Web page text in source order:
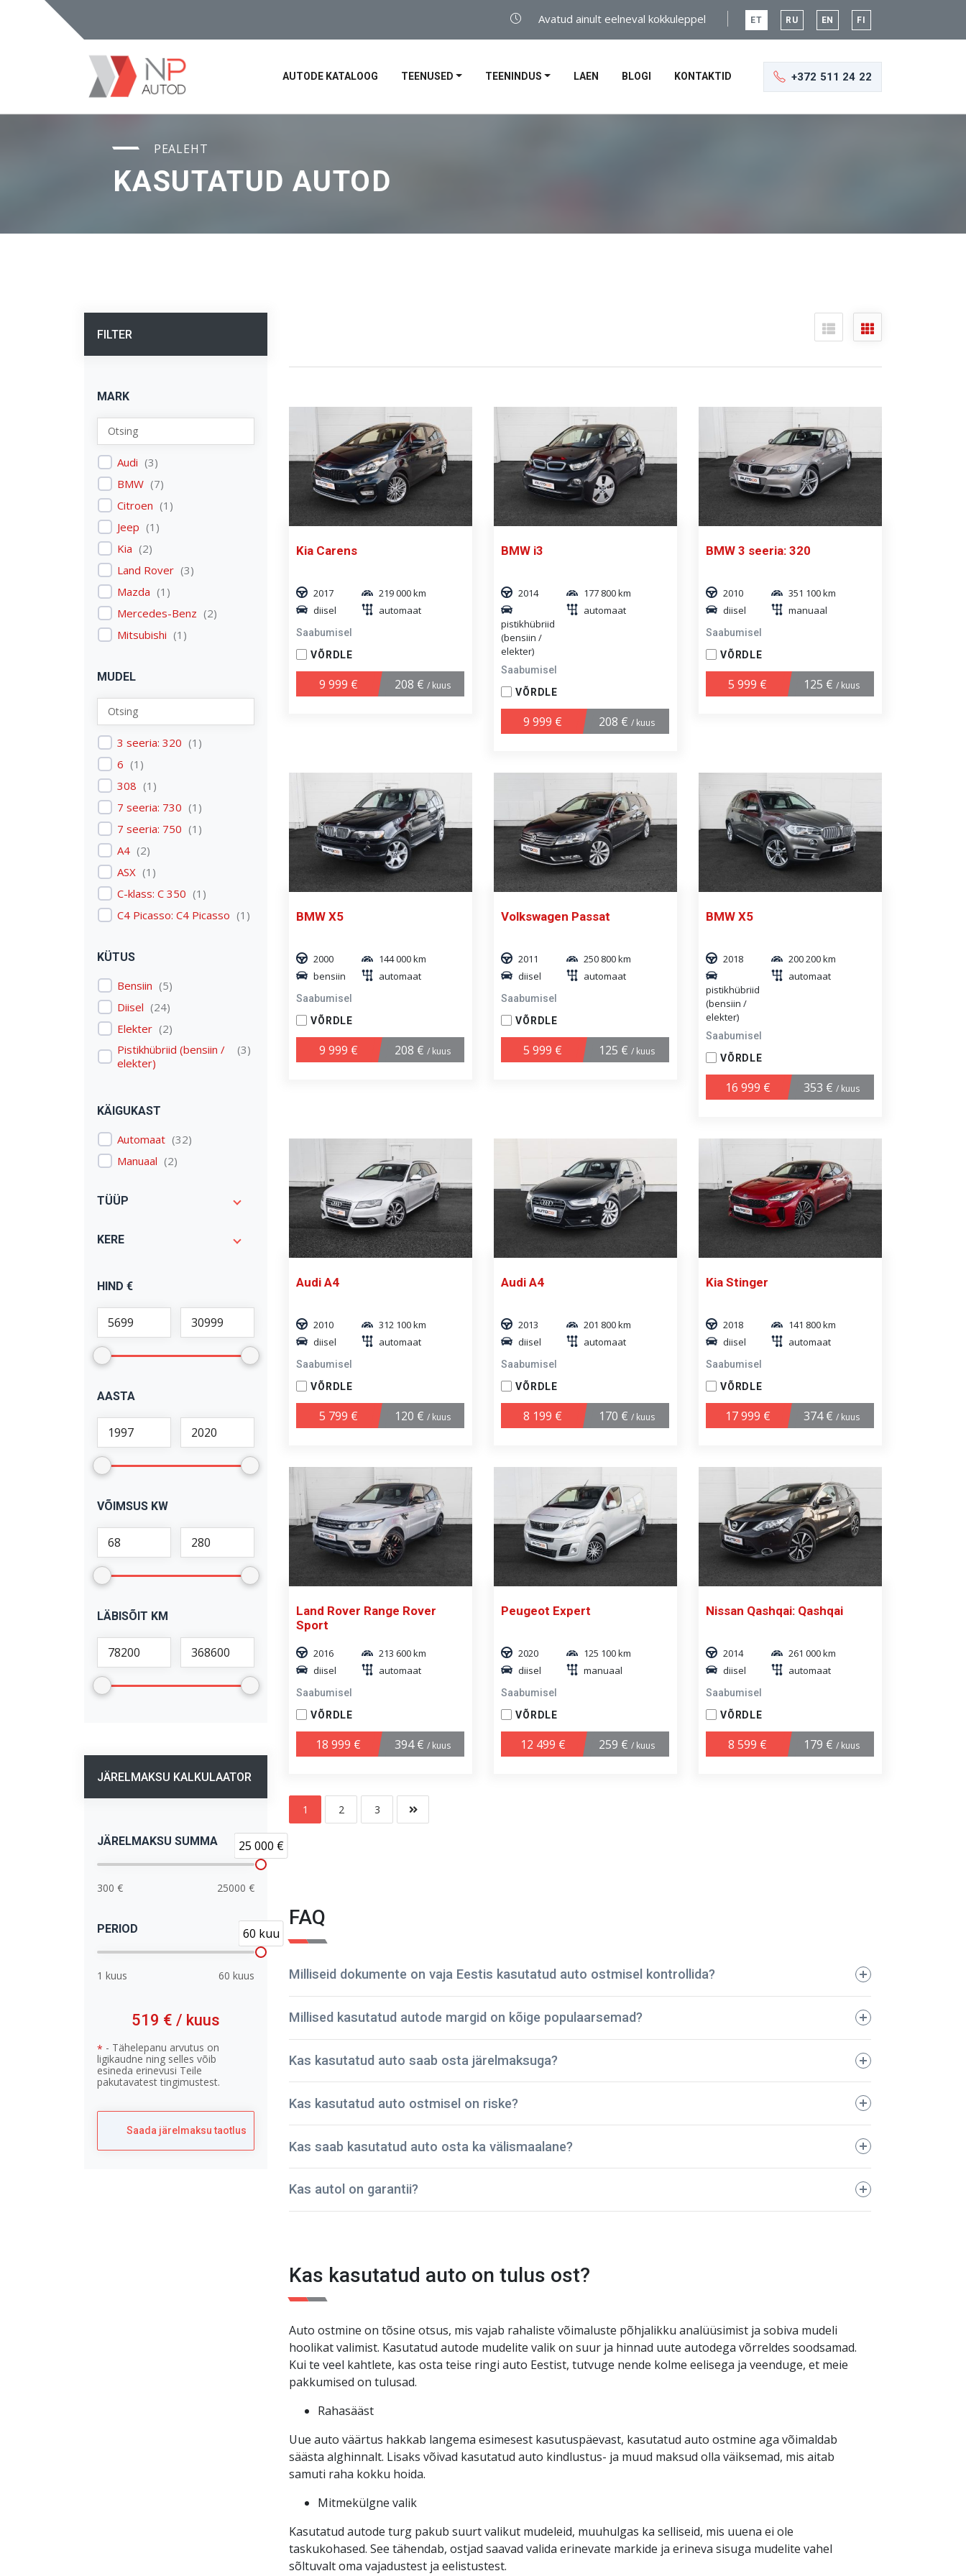
Avatud ainult eelneval kokkuleppel ET RU EN FI
AUTODE KATALOOG TEENUSED TEENINDUS LAEN BLOGI KONTAKTID +372 511 24 22
PEALEHT
KASUTATUD AUTOD
FILTER
MARK
Audi (3)
BMW (7)
Citroen (1 )
Jeep (1 )
Kia (2)
Land Rover (3)
Mazda (1 )
Mercedes-Benz (2)
Mitsubishi (1 )
Peugeot
Renault (1)
Skoda
Tesla (1 )
Volkswagen
Volvo
(3
MUDEL
3 seeria: 320 (1 )
6 (1 )
308 (1 )
7 seeria: 730 (1 )
7 seeria: 750 (1 )
A4 (2)
ASX (1 )
C-klass: C 350 (1 )
C4 Picasso: C4 Picasso (1 )
Discovery: Discovery 4
E-tron
1)
Expert
( 1)
I3
1
Model 3
(1 )
Octavia
Qashqai: Qashqai
S-klass: S 500
Stinger
V90
X5
KÜTUS
Bensiin (5)
Diisel (24)
Elekter (2)
Pistikhübriid (bensiin /
elekter)
(3)
KÄIGUKAST
Automaat (32)
Manuaal (2)
TÜÜP
KERE
HIND €
AASTA
VÕIMSUS KW
LÄBISÕIT KM
JÄRELMAKSU KALKULAATOR
JÄRELMAKSU SUMMA 25 000 €
300 € 25000 €
PERIOD 60 kuu
1 kuus 60 kuus
519 € / kuus
* - Tähelepanu arvutus on
ligikaudne ning selles võib
esineda erinevusi Teile
pakutavatest tingimustest.
Saada järelmaksu taotlus
Kia Carens
2017
219 000 km
diisel
automaat
Saabumisel
VÕRDLE
9 999 € 208 € / kuus
BMW i3
2014 177 800 km
pistikhübriid
(bensiin /
elekter)
automaat
Saabumisel
VÕRDLE
9 999 € 208 €/ kuus
BMW 3 seeria: 320
2010
351 100 km
diisel
manuaal
Saabumisel
VÕRDLE
5 999 € 125 €/ kuus
BMW X5
2000
144 000 km
bensiin
automaat
Saabumisel
VÕRDLE
9 999 € 208 € / kuus
Volkswagen Passat
2011
250 800 km
diisel
automaat
Saabumisel
VÕRDLE
5 999 € 125 €/ kuus
BMW X5
2018 200 200 km
pistikhübriid
(bensiin /
elekter)
automaat
Saabumisel
VÕRDLE
16 999 € 353 €/ kuus
Audi A4
2010
312 100 km
diisel
automaat
Saabumisel
VÕRDLE
5 799 € 120 € / kuus
Audi A4
2013
201 800 km
diisel
automaat
Saabumisel
VÕRDLE
8 199 € 170 €/ kuus
Kia Stinger
2018
141 800 km
diisel
automaat
Saabumisel
VÕRDLE
17 999 € 374 €/ kuus
Land Rover Range Rover
Sport
2016
213 600 km
diisel
automaat
Saabumisel
VÕRDLE
18 999 € 394 € / kuus
Peugeot Expert
2020
125 100 km
diisel
manuaal
Saabumisel
VÕRDLE
12 499 € 259 €/ kuus
Nissan Qashqai: Qashqai
2014
261 000 km
diisel
automaat
Saabumisel
VÕRDLE
8 599 € 179 €/ kuus
1 2 3
FAQ
Milliseid dokumente on vaja Eestis kasutatud auto ostmisel kontrollida?
tehniline pass;
avariide ja vigastuste ajalugu;
kindlustuspoliis;
sõidukimaksu korrektset tasumist kinnitavad dokumendid.
Millised kasutatud autode margid on kõige populaarsemad?
BMW
Audi
Mazda
Volkswagen
Kas kasutatud auto saab osta järelmaksuga?
Kas kasutatud auto ostmisel on riske?
Meie ettevõte on pidanud vastu – oleme müünud kontrollitud kasutatud autod juba üle 5 aasta! Kõik
sõidukid on põhjalikult kontrollitud ja tehniliselt heas korras. Seega võite olla kindel, et teie auto on
turvaline ja kestab kaua.
Kas saab kasutatud auto osta ka välismaalane?
Kas autol on garantii?
Kas kasutatud auto on tulus ost?
Auto ostmine on tõsine otsus, mis vajab rahaliste võimaluste põhjalikku analüüsimist ja sobiva mudeli
hoolikat valimist. Kasutatud autode mudelite valik on suur ja hinnad uute autodega võrreldes soodsamad.
Kui te veel kahtlete, kas osta teise ringi auto Eestist, tutvuge nende kolme eelisega ja veenduge, et meie
pakkumised on tulusad.
Rahasääst
Uue auto väärtus hakkab langema esimesest kasutuspäevast, kasutatud auto ostmine aga võimaldab
säästa alghinnalt. Lisaks võivad kasutatud auto kindlustus- ja muud maksud olla väiksemad, mis aitab
samuti raha kokku hoida.
Mitmekülgne valik
Kasutatud autode turg pakub suurt valikut mudeleid, muuhulgas ka selliseid, mis uuena ei ole
taskukohased. See tähendab, ostjad saavad valida erinevate markide ja erineva sisuga mudelite vahel
sõltuvalt oma vajadustest ja eelistustest.